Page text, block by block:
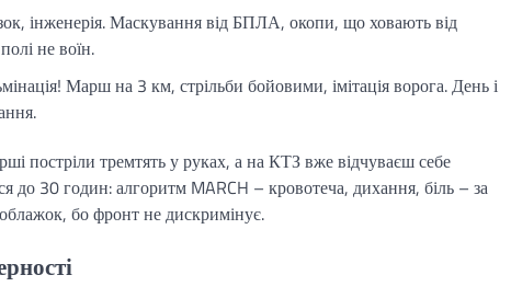
інженерія. Маскування від БПЛА, окопи, що ховають від
не воїн.
Марш на 3 км, стрільби бойовими, імітація ворога. День і
постріли тремтять у руках, а на КТЗ вже відчуваєш себе
30 годин: алгоритм MARCH – кровотеча, дихання, біль – за
бо фронт не дискримінує.